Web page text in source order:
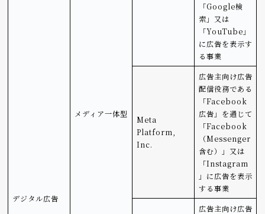
デジタル広告
メディア一体型
「Google検
索」又は
「YouTube」
に広告を表示す
る事業
Meta
Platform,
Inc.
広告主向け広告
配信役務である
「Facebook
広告」を通じて
「Facebook
（Messenger
含む）」又は
「Instagram
」に広告を表示
する事業
広告主向け広告